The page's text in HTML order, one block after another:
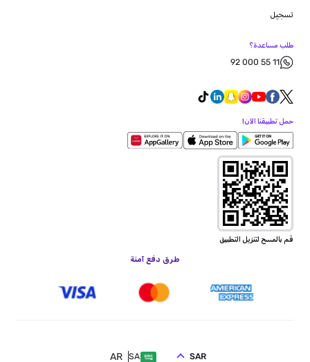
تسجيل
طلب مساعدة؟
92 000 55 11
حمل تطبيقنا الآن!
قم بالمسح لتنزيل التطبيق
طرق دفع آمنة
SA
AR SAR